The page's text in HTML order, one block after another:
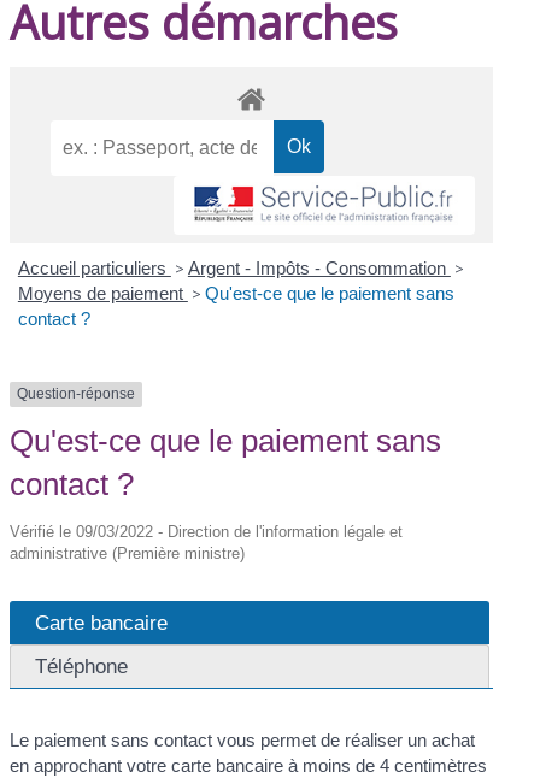
Autres démarches
Accueil particuliers > Argent - Impôts - Consommation >
Moyens de paiement > Qu'est-ce que le paiement sans
contact ?
Question-réponse
Qu'est-ce que le paiement sans
contact ?
Vérifié le 09/03/2022 - Direction de l'information légale et
administrative (Première ministre)
Carte bancaire
Téléphone
Le paiement sans contact vous permet de réaliser un achat
en approchant votre carte bancaire à moins de 4 centimètres